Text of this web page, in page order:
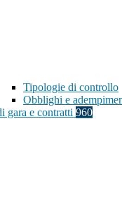
Tipologie di controllo
Obblighi e
gara e contratti 960